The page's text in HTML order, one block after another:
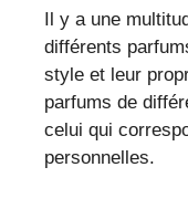
Il y a une
différents
style et leur
parfums de
celui qui
personnelles.